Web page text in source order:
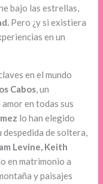
bajo las estrellas,
Pero ¿y si existiera
en un
en el mundo
Cabos, un
en todas sus
lo han elegido
despedida de soltera,
Levine, Keith
en matrimonio a
y paisajes